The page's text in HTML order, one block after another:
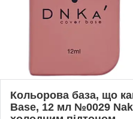
Кольорова база, що
Base, 12 мл №0029